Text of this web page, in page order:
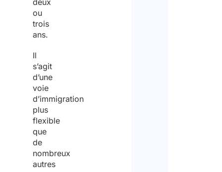
deux
ou
trois
ans.
Il
s’agit
d’une
voie
d’immigration
plus
flexible
que
de
nombreux
autres